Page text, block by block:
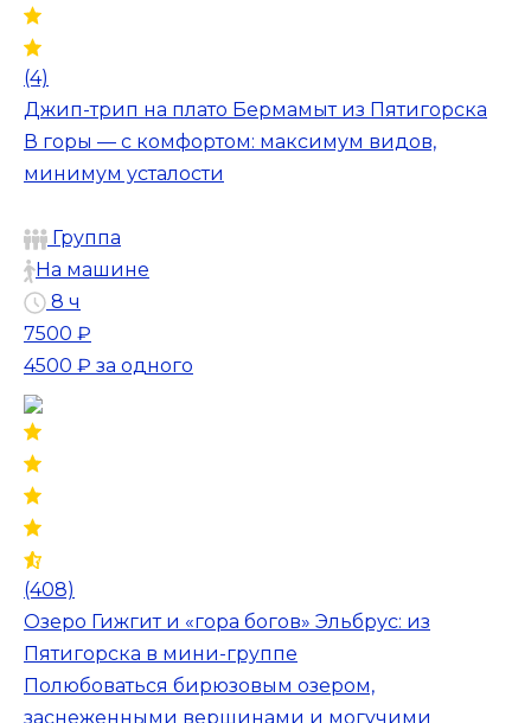
(4)
Джип-трип на плато Бермамыт из Пятигорска
В горы — с комфортом: максимум видов,
минимум усталости
Группа
На машине
8 ч
7500 ₽
4500 ₽ за одного
(408)
Озеро Гижгит и «гора богов» Эльбрус: из
Пятигорска в мини-группе
Полюбоваться бирюзовым озером,
заснеженными вершинами и могучими